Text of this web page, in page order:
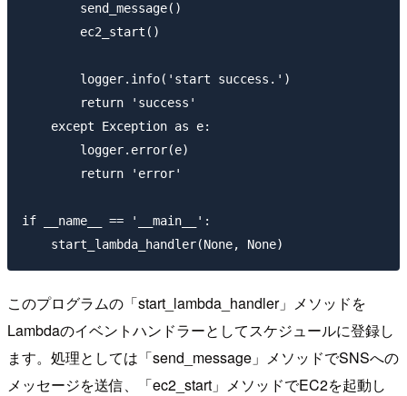
        send_message()
        ec2_start()
        logger.info('start success.')
        return 'success'
    except Exception as e:
        logger.error(e)
        return 'error'
if __name__ == '__main__':
このプログラムの「start_lambda_handler」メソッドを
Lambdaのイベントハンドラーとしてスケジュールに登録し
ます。処理としては「send_message」メソッドでSNSへの
メッセージを送信、「ec2_start」メソッドでEC2を起動し